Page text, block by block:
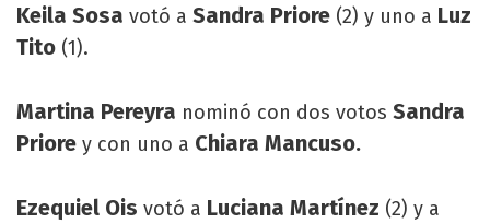
Keila Sosa votó a Sandra Priore (2) y uno a Luz
Tito (1).
Martina Pereyra nominó con dos votos Sandra
Priore y con uno a Chiara Mancuso.
Ezequiel Ois votó a Luciana Martínez (2) y a